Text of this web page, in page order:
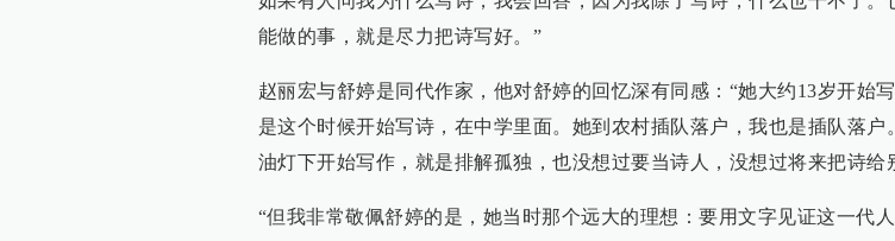
能做的事，就是尽力把诗写好。”
赵丽宏与舒婷是同代作家，他对舒婷的回忆深有同感：“她大约13岁开始
是这个时候开始写诗，在中学里面。她到农村插队落户，我也是插队落户
油灯下开始写作，就是排解孤独，也没想过要当诗人，没想过将来把诗给
“但我非常敬佩舒婷的是，她当时那个远大的理想：要用文字见证这一代